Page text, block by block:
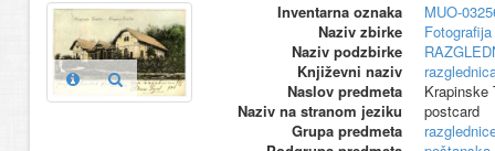
Inventarna oznaka
MUO-
Naziv zbirke
Naziv podzbirke
Književni naziv
Naslov predmeta
Krapinske
Naziv na stranom jeziku
postcard
Grupa predmeta